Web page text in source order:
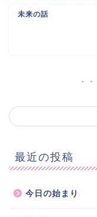
未来の話
最近の投稿
今日の始まり